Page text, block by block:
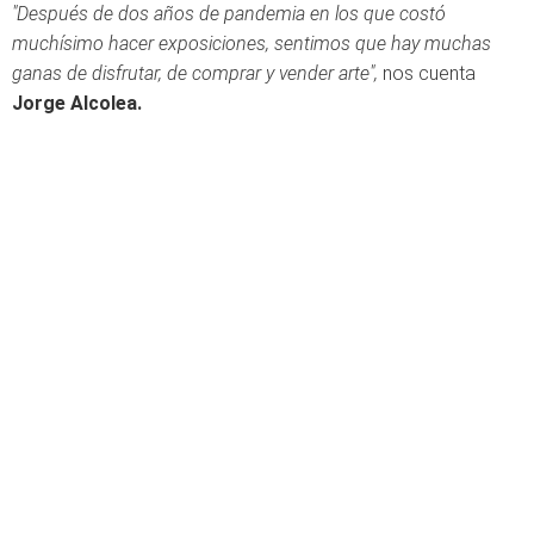
"Después de dos años de pandemia en los que costó
muchísimo hacer exposiciones, sentimos que hay muchas
ganas de disfrutar, de comprar y vender arte", nos cuenta
Jorge Alcolea.